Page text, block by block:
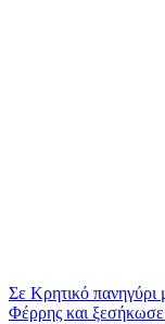
Σε Κρητικό
Φέρρης και ξεσήκωσε